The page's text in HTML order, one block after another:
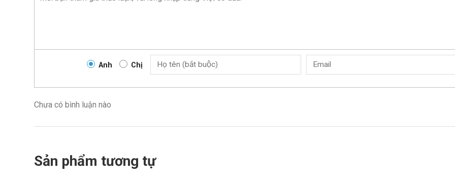
Anh Chị
Chưa có bình luận nào
Sản phẩm tương tự